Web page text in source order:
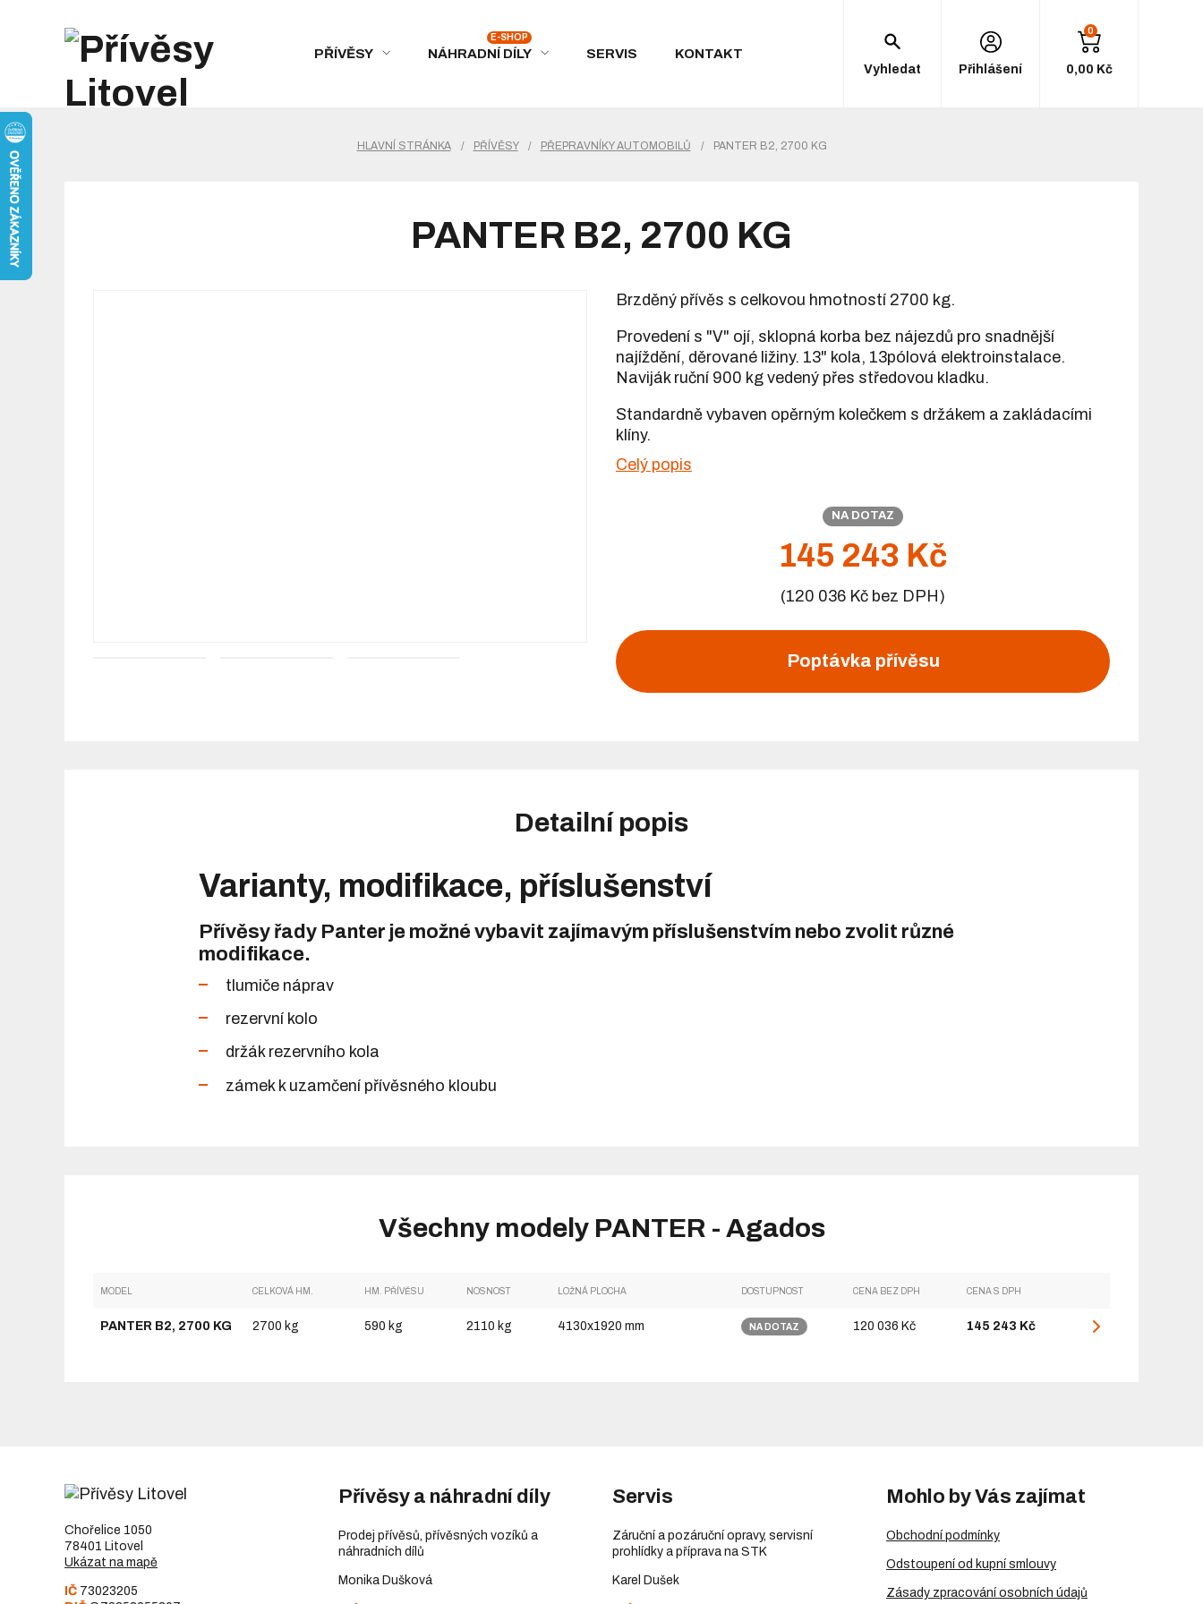
PŘÍVĚSY NÁHRADNÍ DÍLY SERVIS KONTAKT
Vyhledat Přihlášení
0
0,00 Kč
HLAVNÍ STRÁNKA / PŘÍVĚSY / PŘEPRAVNÍKY AUTOMOBILŮ / PANTER B2, 2700 KG
PANTER B2, 2700 KG
Brzděný přívěs s celkovou hmotností 2700 kg.
Provedení s "V" ojí, sklopná korba bez nájezdů pro snadnější
najíždění, děrované ližiny. 13" kola, 13pólová elektroinstalace.
Naviják ruční 900 kg vedený přes středovou kladku.
Standardně vybaven opěrným kolečkem s držákem a zakládacími
klíny.
Celý popis
NA DOTAZ
145 243 Kč
(120 036 Kč bez DPH)
Poptávka přívěsu
Detailní popis
Varianty, modifikace, příslušenství
Přívěsy řady Panter je možné vybavit zajímavým příslušenstvím nebo zvolit různé
modifikace.
tlumiče náprav
rezervní kolo
držák rezervního kola
zámek k uzamčení přívěsného kloubu
Všechny modely PANTER - Agados
MODEL CELKOVÁ HM. HM. PŘÍVĚSU NOSNOST LOŽNÁ PLOCHA DOSTUPNOST CENA BEZ DPH CENA S DPH
PANTER B2, 2700 KG 2700 kg 590 kg 2110 kg 4130x1920 mm NA DOTAZ 120 036 Kč 145 243 Kč
Chořelice 1050
78401 Litovel
Ukázat na mapě
IČ 73023205
Přívěsy a náhradní díly
Prodej přívěsů, přívěsných vozíků a
náhradních dílů
Monika Dušková
Servis
Záruční a pozáruční opravy, servisní
prohlídky a příprava na STK
Karel Dušek
Mohlo by Vás zajímat
Obchodní podmínky
Odstoupení od kupní smlouvy
Zásady zpracování osobních údajů